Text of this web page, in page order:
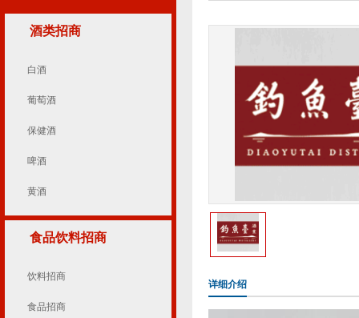
酒类招商
白酒
葡萄酒
保健酒
啤酒
黄酒
食品饮料招商
饮料招商
食品招商
详细介绍